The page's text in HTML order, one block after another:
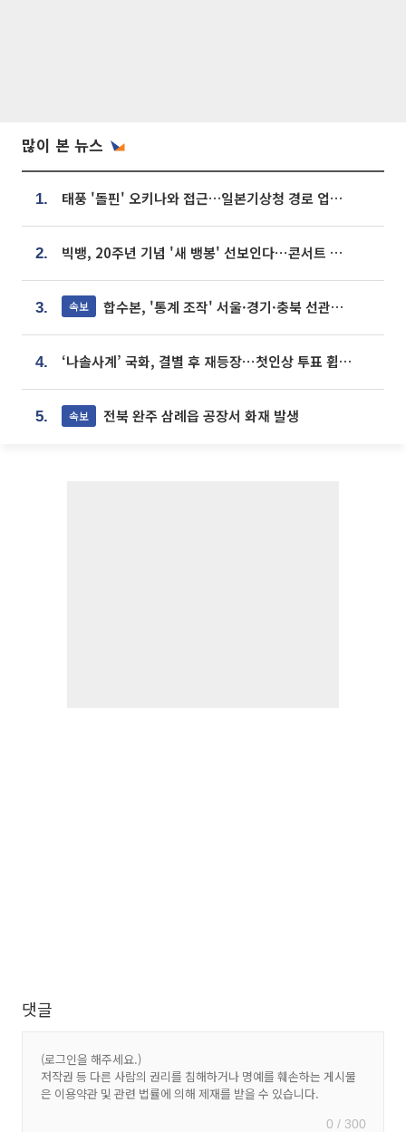
많이 본 뉴스
1. 태풍 '돌핀' 오키나와 접근…일본기상청 경로 업데이트
2. 빅뱅, 20주년 기념 '새 뱅봉' 선보인다⋯콘서트 앞두고 팝업 개최
3. 속보 합수본, '통계 조작' 서울·경기·충북 선관위 등 추가 압수수색
4. ‘나솔사계’ 국화, 결별 후 재등장⋯첫인상 투표 휩쓸고 ‘인기녀’ 등극
5. 속보 전북 완주 삼례읍 공장서 화재 발생
댓글
0 / 300